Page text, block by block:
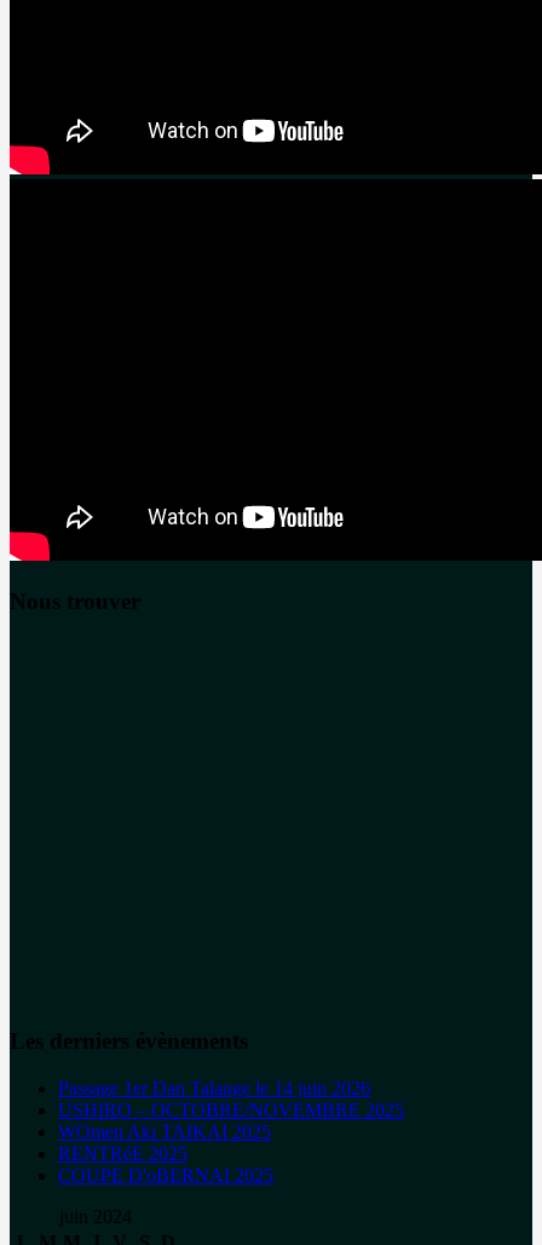
Nous trouver
Les derniers évènements
Passage 1er Dan Talange le 14 juin 2026
USHIRO – OCTOBRE/NOVEMBRE 2025
WOmen Aki TAIKAI 2025
RENTRéE 2025
COUPE D'oBERNAI 2025
juin 2024